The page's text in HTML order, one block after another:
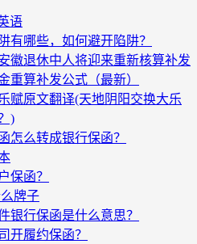
语
有哪些，如何避开陷阱？
徽退休中人将迎来重新核算补发
重算补发公式（最新）
赋原文翻译(天地阴阳交换大乐
)
怎么转成银行保函？
保函？
牌子
银行保函是什么意思？
开履约保函？